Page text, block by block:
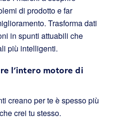
di prodotto e far
Trasforma dati
in spunti attuabili che
più intelligenti.
l’intero motore di
creano per te è spesso più
crei tu stesso.